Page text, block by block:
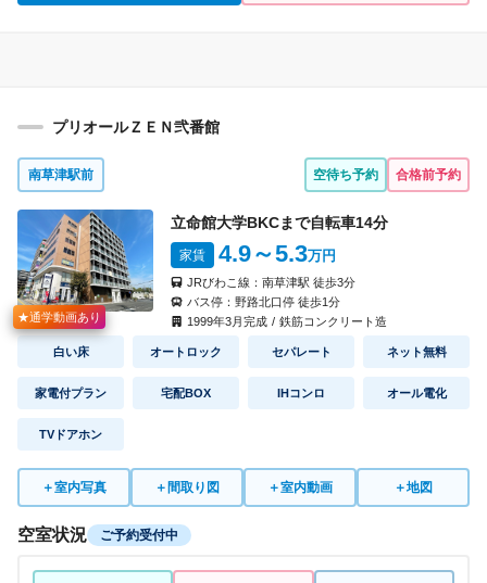
プリオールＺＥＮ弐番館
南草津駅前 空待ち予約 合格前予約
★通学動画あり
立命館大学BKCまで自転車14分
家賃 4.9～5.3万円
JRびわこ線： 南草津駅 徒歩3分
バス停： 野路北口停徒歩1分
1999年3月完成 / 鉄筋コンクリート造
白い床 オートロック セパレート ネット無料
家電付プラン 宅配BOX IHコンロ オール電化
TVドアホン
＋室内写真 ＋ 間取り図 ＋室内動画 ＋地図
空室状況 ご予約受付中